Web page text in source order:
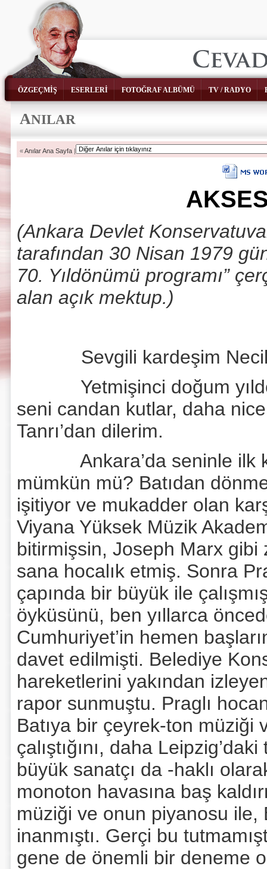
ÖZGEÇMİŞ ESERLERİ FOTOĞRAF ALBÜMÜ TV / RADYO
ANILAR
«Anılar Ana Sayfa |
(Ankara Devlet
tarafından 30 Nisan 1979
70. Yıldönümü programı”
alan açık mektup.)
Sevgili kardeşim
Yetmişinci doğum
seni candan kutlar, daha
Tanrı’dan dilerim.
Ankara’da seninle ilk
mümkün mü? Batıdan
işitiyor ve mukadder olan
Viyana Yüksek Müzik
bitirmişsin, Joseph Marx gibi
sana hocalık etmiş. Sonra
çapında bir büyük ile
öyküsünü, ben yıllarca
Cumhuriyet’in hemen
davet edilmişti. Belediye
hareketlerini yakından
rapor sunmuştu. Praglı
Batıya bir çeyrek-ton
çalıştığını, daha
büyük sanatçı da -haklı
monoton havasına baş
müziği ve onun piyanosu ile,
inanmıştı. Gerçi bu
gene de önemli bir deneme